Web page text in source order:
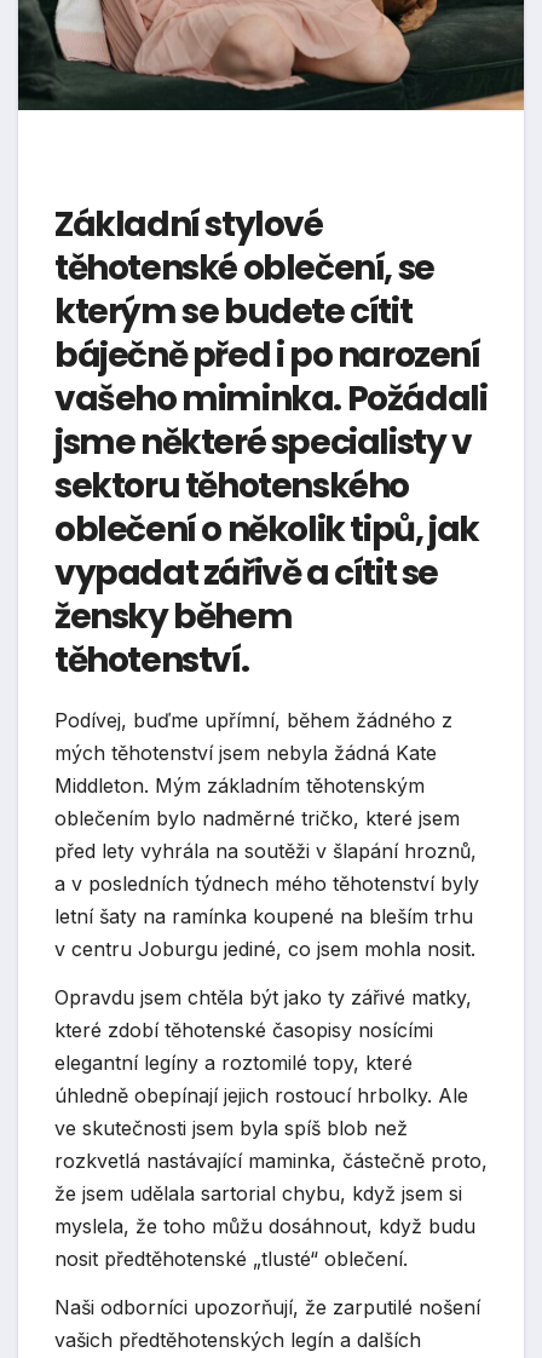
Základní stylové
těhotenské oblečení, se
kterým se budete cítit
báječně před i po narození
vašeho miminka. Požádali
jsme některé specialisty v
sektoru těhotenského
oblečení o několik tipů, jak
vypadat zářivě a cítit se
žensky během
těhotenství.
Podívej, buďme upřímní, během žádného z
mých těhotenství jsem nebyla žádná Kate
Middleton. Mým základním těhotenským
oblečením bylo nadměrné tričko, které jsem
před lety vyhrála na soutěži v šlapání hroznů,
a v posledních týdnech mého těhotenství byly
letní šaty na ramínka koupené na bleším trhu
v centru Joburgu jediné, co jsem mohla nosit.
Opravdu jsem chtěla být jako ty zářivé matky,
které zdobí těhotenské časopisy nosícími
elegantní legíny a roztomilé topy, které
úhledně obepínají jejich rostoucí hrbolky. Ale
ve skutečnosti jsem byla spíš blob než
rozkvetlá nastávající maminka, částečně proto,
že jsem udělala sartorial chybu, když jsem si
myslela, že toho můžu dosáhnout, když budu
nosit předtěhotenské „tlusté“ oblečení.
Naši odborníci upozorňují, že zarputilé nošení
vašich předtěhotenských legín a dalších